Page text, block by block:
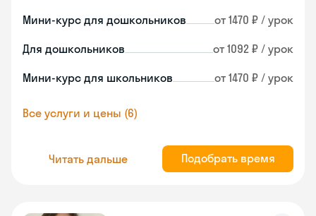
Мини-курс для дошкольников от 1470 ₽ / урок
Для дошкольников от 1092 ₽ / урок
Мини-курс для школьников от 1470 ₽ / урок
Все услуги и цены (6)
Читать дальше Подобрать время